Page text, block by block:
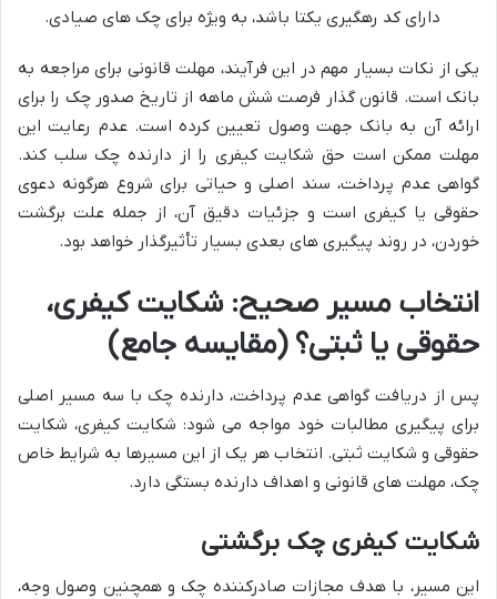
دارای کد رهگیری یکتا باشد، به ویژه برای چک های صیادی.
یکی از نکات بسیار مهم در این فرآیند، مهلت قانونی برای مراجعه به
بانک است. قانون گذار فرصت شش ماهه از تاریخ صدور چک را برای
ارائه آن به بانک جهت وصول تعیین کرده است. عدم رعایت این
مهلت ممکن است حق شکایت کیفری را از دارنده چک سلب کند.
گواهی عدم پرداخت، سند اصلی و حیاتی برای شروع هرگونه دعوی
حقوقی یا کیفری است و جزئیات دقیق آن، از جمله علت برگشت
خوردن، در روند پیگیری های بعدی بسیار تأثیرگذار خواهد بود.
انتخاب مسیر صحیح: شکایت کیفری،
حقوقی یا ثبتی؟ (مقایسه جامع)
پس از دریافت گواهی عدم پرداخت، دارنده چک با سه مسیر اصلی
برای پیگیری مطالبات خود مواجه می شود: شکایت کیفری، شکایت
حقوقی و شکایت ثبتی. انتخاب هر یک از این مسیرها به شرایط خاص
چک، مهلت های قانونی و اهداف دارنده بستگی دارد.
شکایت کیفری چک برگشتی
این مسیر، با هدف مجازات صادرکننده چک و همچنین وصول وجه،